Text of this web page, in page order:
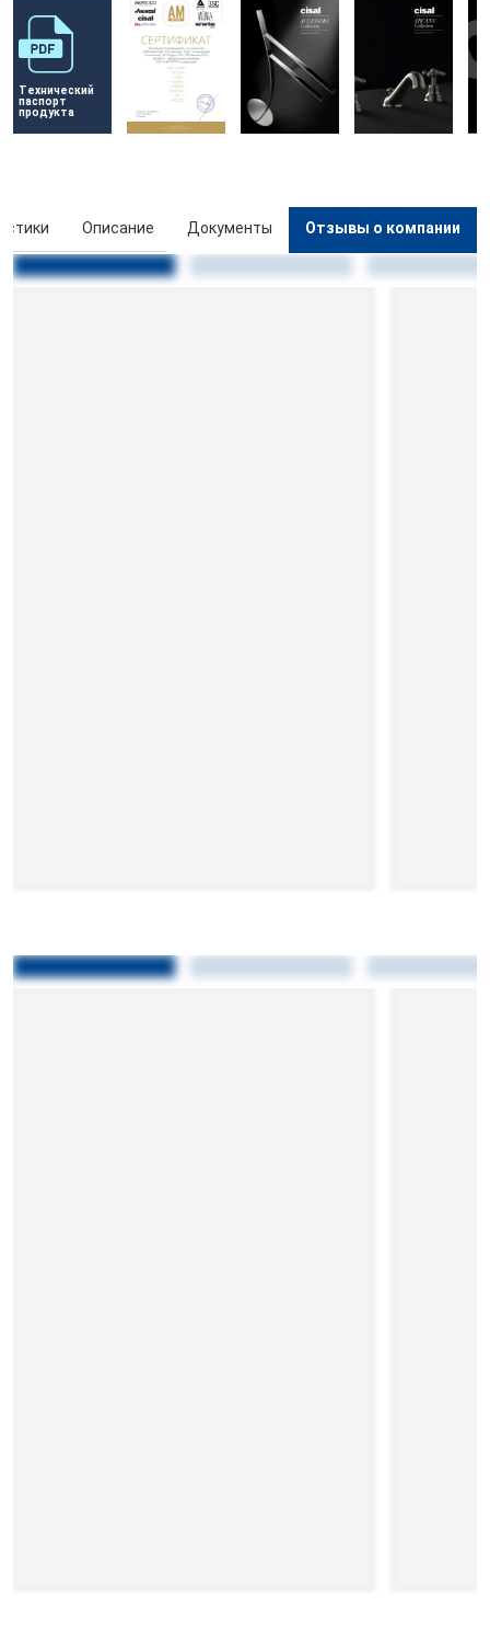
Технический
паспорт
продукта
Описание Документы Отзывы о компании